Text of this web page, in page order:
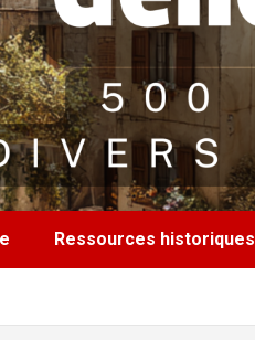
Ressources historiques